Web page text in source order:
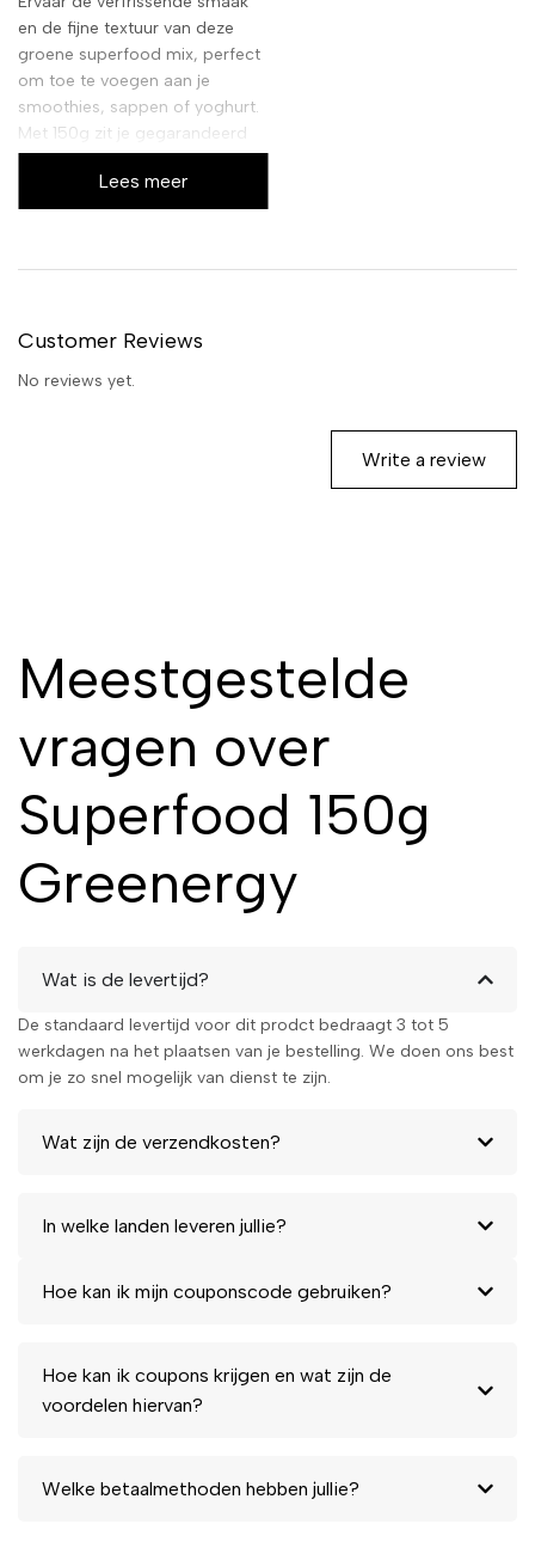
en de fijne textuur van deze
groene superfood mix, perfect
om toe te voegen aan je
smoothies, sappen of yoghurt.
Met 150g zit je gegarandeerd
vol met de heilzame
eigenschappen van zorgvuldig
geselecteerde ingrediënten,
Lees meer
Customer Reviews
No reviews yet.
Write a review
Meestgestelde
vragen over
Superfood 150g
Greenergy
Wat is de levertijd?
De standaard levertijd voor dit prodct bedraagt 3 tot 5
werkdagen na het plaatsen van je bestelling. We doen ons best
om je zo snel mogelijk van dienst te zijn.
Wat zijn de verzendkosten?
In welke landen leveren jullie?
Hoe kan ik mijn couponscode gebruiken?
Hoe kan ik coupons krijgen en wat zijn de
voordelen hiervan?
Welke betaalmethoden hebben jullie?